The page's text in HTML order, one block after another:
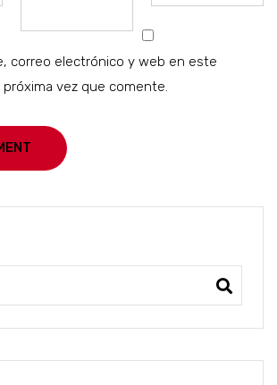
correo electrónico y web en este
próxima vez que comente.